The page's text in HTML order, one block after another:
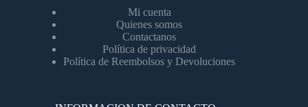
Mi cuenta
Quienes somos
Contactanos
Política de privacidad
Política de Reembolsos y Devoluciones